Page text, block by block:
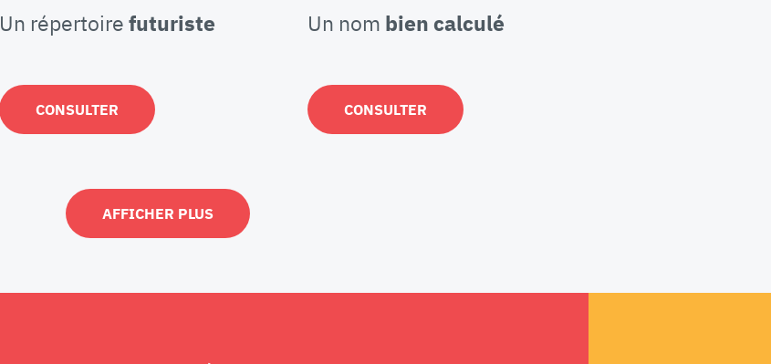
Un répertoire futuriste
CONSULTER
Un nom bien calculé
CONSULTER
AFFICHER PLUS